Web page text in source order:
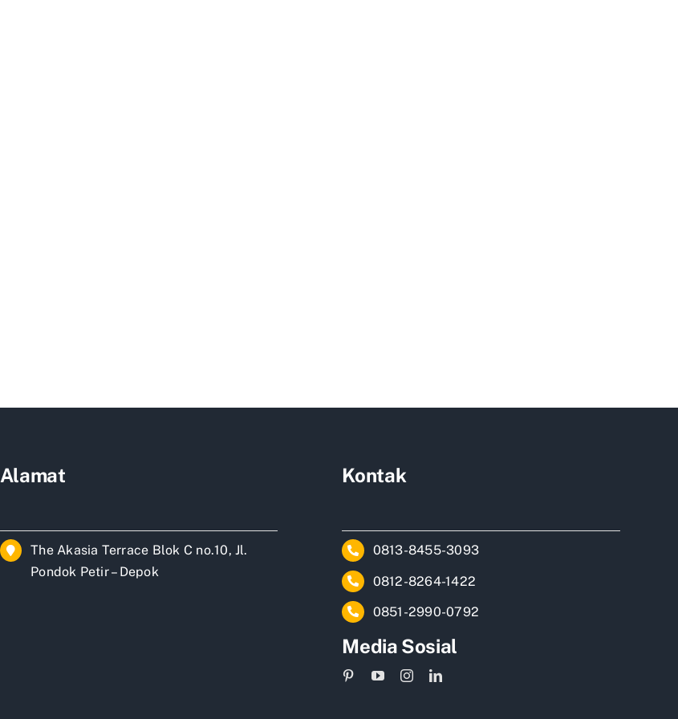
Alamat
The Akasia Terrace Blok C no.10, Jl.
Pondok Petir – Depok
Kontak
0813-8455-3093
0812-8264-1422
0851-2990-0792
Media Sosial